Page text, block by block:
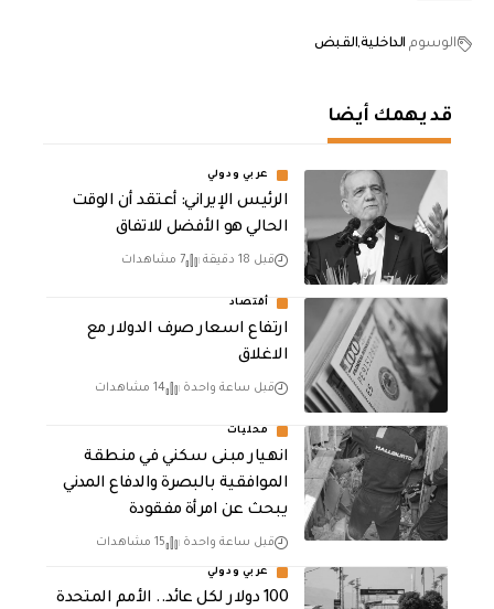
الوسوم الداخليةالقبض
قد يهمك أيضا
عربي ودولي
الرئيس الإيراني: أعتقد أن الوقت
الحالي هو الأفضل للاتفاق
قبل 18 دقيقة 7 مشاهدات
أقتصاد
ارتفاع اسعار صرف الدولار مع
الاغلاق
قبل ساعة واحدة 14 مشاهدات
محليات
انهيار مبنى سكني في منطقة
الموافقية بالبصرة والدفاع المدني
يبحث عن امرأة مفقودة
قبل ساعة واحدة 15 مشاهدات
عربي ودولي
100 دولار لكل عائد.. الأمم المتحدة